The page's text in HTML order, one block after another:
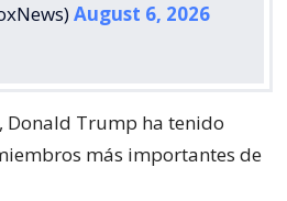
August 6, 2026
Donald Trump ha tenido
más importantes de